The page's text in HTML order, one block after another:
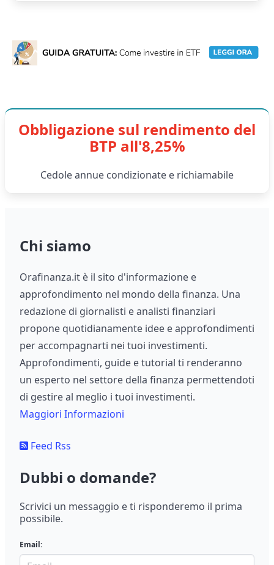
Obbligazione sul rendimento del
BTP all'8,25%
Cedole annue condizionate e richiamabile
Chi siamo
Orafinanza.it è il sito d'informazione e
approfondimento nel mondo della finanza. Una
redazione di giornalisti e analisti finanziari
propone quotidianamente idee e approfondimenti
per accompagnarti nei tuoi investimenti.
Approfondimenti, guide e tutorial ti renderanno
un esperto nel settore della finanza permettendoti
di gestire al meglio i tuoi investimenti.
Maggiori Informazioni
Feed Rss
Dubbi o domande?
Scrivici un messaggio e ti risponderemo il prima
possibile.
Email: